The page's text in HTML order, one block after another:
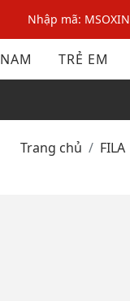
Nhập mã:
Nhập mã
Nhập mã:
NAM TRẺ EM
Trang chủ FILA